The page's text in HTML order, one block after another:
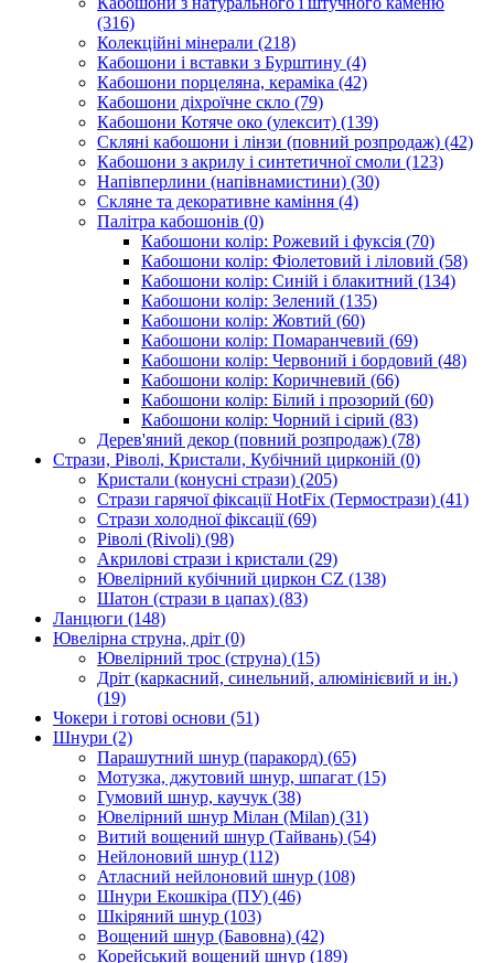
(316)
Колекційні мінерали (218)
Кабошони і вставки з Бурштину (4)
Кабошони порцеляна, кераміка (42)
Кабошони діхроїчне скло (79)
Кабошони Котяче око (улексит) (139)
Скляні кабошони і лінзи (повний розпродаж) (42)
Кабошони з акрилу і синтетичної смоли (123)
Напівперлини (напівнамистини) (30)
Скляне та декоративне каміння (4)
Палітра кабошонів (0)
Кабошони колір: Рожевий і фуксія (70)
Кабошони колір: Фіолетовий і ліловий (58)
Кабошони колір: Синій і блакитний (134)
Кабошони колір: Зелений (135)
Кабошони колір: Жовтий (60)
Кабошони колір: Помаранчевий (69)
Кабошони колір: Червоний і бордовий (48)
Кабошони колір: Коричневий (66)
Кабошони колір: Білий і прозорий (60)
Кабошони колір: Чорний і сірий (83)
Дерев'яний декор (повний розпродаж) (78)
Стрази, Ріволі, Кристали, Кубічний цирконій (0)
Кристали (конусні стрази) (205)
Стрази гарячої фіксації HotFix (Термострази) (41)
Стрази холодної фіксації(69)
Ріволі (Rivoli) (98)
Акрилові стрази і кристали (29)
Ювелірний кубічний циркон CZ (138)
Шатон (стрази в цапах) (83)
Ланцюги (148)
Ювелірна струна, дріт (0)
Ювелірний трос (струна) (15)
Дріт (каркасний, синельний, алюмінієвий и ін.)
(19)
Чокери і готові основи (51)
Шнури (2)
Парашутний шнур (паракорд) (65)
Мотузка, джутовий шнур, шпагат (15)
Гумовий шнур, каучук (38)
Ювелірний шнур Мілан (Milan) (31)
Витий вощений шнур (Тайвань) (54)
Нейлоновий шнур (112)
Атласний нейлоновий шнур (108)
Шнури Екошкіра (ПУ) (46)
Шкіряний шнур (103)
Вощений шнур (Бавовна) (42)
Корейський вощений шнур (189)